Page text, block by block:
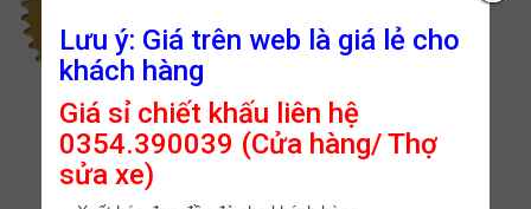
Lưu ý: Giá trên web là giá lẻ cho
khách hàng
Giá sỉ chiết khấu liên hệ
0354.390039 (Cửa hàng/ Thợ
sửa xe)